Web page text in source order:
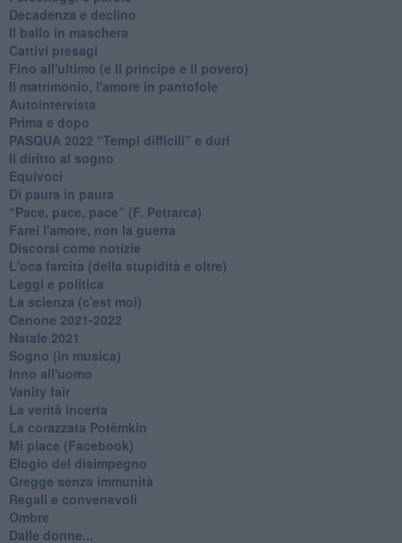
Decadenza e declino
Il ballo in maschera
Cattivi presagi
Fino all'ultimo (e Il principe e il povero)
Il matrimonio, l'amore in pantofole
Autointervista
Prima e dopo
​PASQUA 2022 “Tempi difficili” e duri
Il diritto al sogno
Equivoci
Di paura in paura
​“Pace, pace, pace” (F. Petrarca)
Farei l'amore, non la guerra
Discorsi come notizie
L'oca farcita (della stupidità e oltre)
Leggi e politica
La scienza (c'est moi)
Cenone 2021-2022
Natale 2021
Sogno (in musica)
Inno all'uomo
Vanity fair
La verità incerta
La corazzata Potëmkin
Mi piace (Facebook)
Elogio del disimpegno
Gregge senza immunità
Regali e convenevoli
Ombre
Dalle donne...